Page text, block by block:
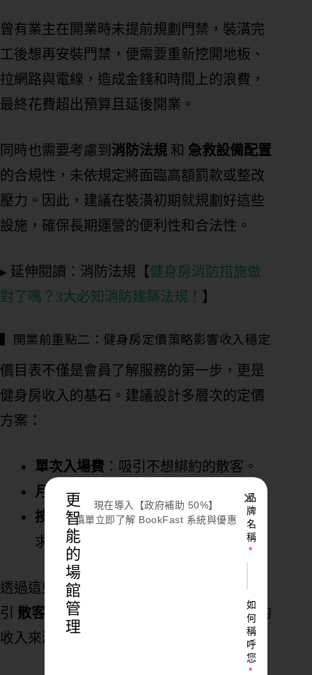
曾有業主在開業時未提前規劃門禁，裝潢完
工後想再安裝門禁，便需要重新挖開地板、
拉網路與電線，造成金錢和時間上的浪費，
最終花費超出預算且延後開業。
同時也需要考慮到 消防法規 和 急救設備配置
的合規性，未依規定將面臨高額罰款或整改
壓力。因此，建議在裝潢初期就規劃好這些
設施，確保長期運營的便利性和合法性。
▸ 延伸閱讀：消防法規【健身房消防措施做
對了嗎？3大必知消防建築法規！ 】
▍開業前重點二：健身房定價策略影響收入穩定
價目表不僅是會員了解服務的第一步，更是
健身房收入的基石。建議設計多層次的定價
方案：
單次入場費 ：吸引不想綁約的散客。
月費方案
按分鐘計費模式：滿足短時間使用需
求，提高坪效。
透過這些結構，您可以達成
、吸
引 散客 ，並進一步
，打造穩健的
收入來源。
更
智
能
的
場
館
管
理
現在導入【政府補助 50%】
填單立即了解 BookFast 系統與優惠
品
牌
名
稱
如
何
稱
呼
您
✕